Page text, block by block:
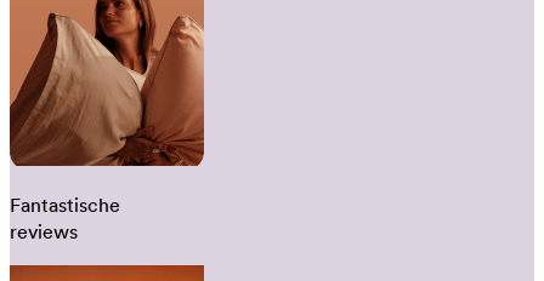
Fantastische
reviews